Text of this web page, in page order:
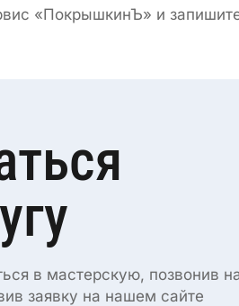
«ПокрышкинЪ» и
в мастерскую, позвонив
заявку на нашем сайте